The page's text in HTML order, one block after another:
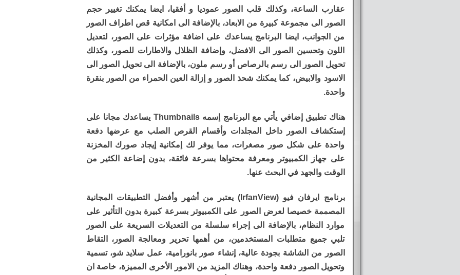
عقارب الساعة، وكذلك قلب الصور عموديا و أفقيا، ايضا يمكنك تغيير حجم
الصور الى مجموعة كبيرة من الابعاد، بالإضافة الى امكانية قص اطراف الصور
من الجوانب، ايضا البرنامج يساعدك على اضافة مؤثرات على الصور، لتعديل
اللون وتحسين الصور الى الافضل، وإضافة الظلال والاطارات للصور، وكذلك
تحويل الصور الى رسم بالرصاص أو رسم ملون، بالإضافة الى تحويل الصور الى
الاسود والابيض، كما يمكنك شحذ الصور و إزالة العين الحمراء من الصور بنقرة
واحدة.
هناك تطبيق إضافي يأتي مع البرنامج إسمه Thumbnails يساعدك مجانا على
إستكشاف الصور داخل المجلدات وأقسام القرص الصلب مع عرضها دفعة
واحدة على شكل صور مصغرات، مما يوفر لك إمكانية إيجاد صورك المخزنة
على جهاز الكمبيوتر ومعرفة محتواها بسرعة فائقة، بدون إضاعة الكثير من
الوقت والجهد في البحث عنها.
برنامج ايرفان فيو (IrfanView) يعتبر من أشهر وأفضل التطبيقات المجانية
المصممة خصيصا لعرض الصور على الكمبيوتر بسرعة كبيرة بدون التأثير على
موارد النظام، بالإضافة الى إجراء سلسلة من التعديلات السريعة على الصور
تلبي جميع متطلبات المستخدمين، من أهمها تحرير ومعالجة الصور، التقاط
الصور من الشاشة بجودة عالية، إنشاء صور بانورامية، عمل سلايد شو، تسمية
وتحويل الصور دفعة واحدة، وهناك المزيد من الامور الأخرى المميزة، خاصة ان